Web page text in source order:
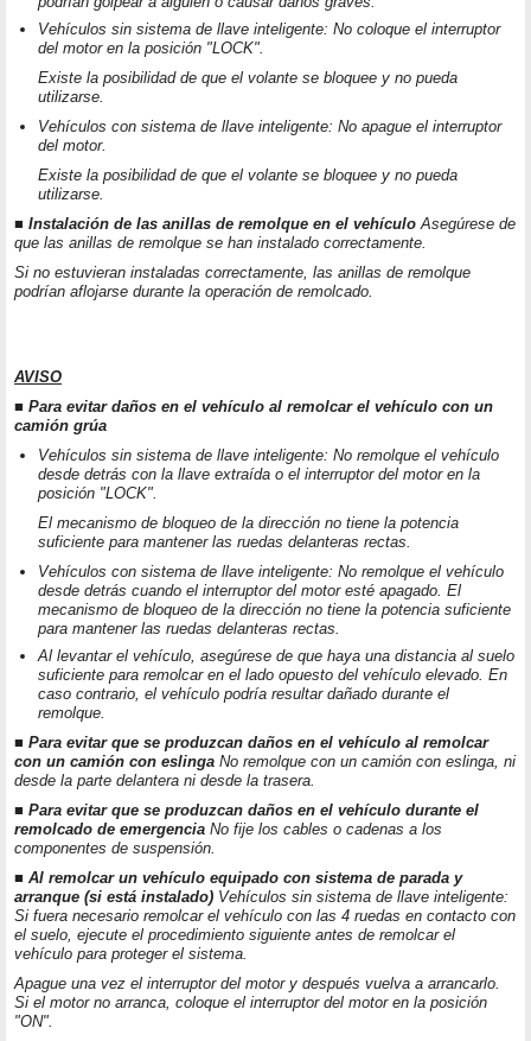
Vehículos sin sistema de llave inteligente: No coloque el interruptor
del motor en la posición "LOCK".
Existe la posibilidad de que el volante se bloquee y no pueda
utilizarse.
Vehículos con sistema de llave inteligente: No apague el interruptor
del motor.
Existe la posibilidad de que el volante se bloquee y no pueda
utilizarse.
■ Instalación de las anillas de remolque en el vehículo Asegúrese de
que las anillas de remolque se han instalado correctamente.
Si no estuvieran instaladas correctamente, las anillas de remolque
podrían aflojarse durante la operación de remolcado.
AVISO
■ Para evitar daños en el vehículo al remolcar el vehículo con un
camión grúa
Vehículos sin sistema de llave inteligente: No remolque el vehículo
desde detrás con la llave extraída o el interruptor del motor en la
posición "LOCK".
El mecanismo de bloqueo de la dirección no tiene la potencia
suficiente para mantener las ruedas delanteras rectas.
Vehículos con sistema de llave inteligente: No remolque el vehículo
desde detrás cuando el interruptor del motor esté apagado. El
mecanismo de bloqueo de la dirección no tiene la potencia suficiente
para mantener las ruedas delanteras rectas.
Al levantar el vehículo, asegúrese de que haya una distancia al suelo
suficiente para remolcar en el lado opuesto del vehículo elevado. En
caso contrario, el vehículo podría resultar dañado durante el
remolque.
■ Para evitar que se produzcan daños en el vehículo al remolcar
con un camión con eslinga No remolque con un camión con eslinga, ni
desde la parte delantera ni desde la trasera.
■ Para evitar que se produzcan daños en el vehículo durante el
remolcado de emergencia No fije los cables o cadenas a los
componentes de suspensión.
■ Al remolcar un vehículo equipado con sistema de parada y
arranque (si está instalado) Vehículos sin sistema de llave inteligente:
Si fuera necesario remolcar el vehículo con las 4 ruedas en contacto con
el suelo, ejecute el procedimiento siguiente antes de remolcar el
vehículo para proteger el sistema.
Apague una vez el interruptor del motor y después vuelva a arrancarlo.
Si el motor no arranca, coloque el interruptor del motor en la posición
"ON".